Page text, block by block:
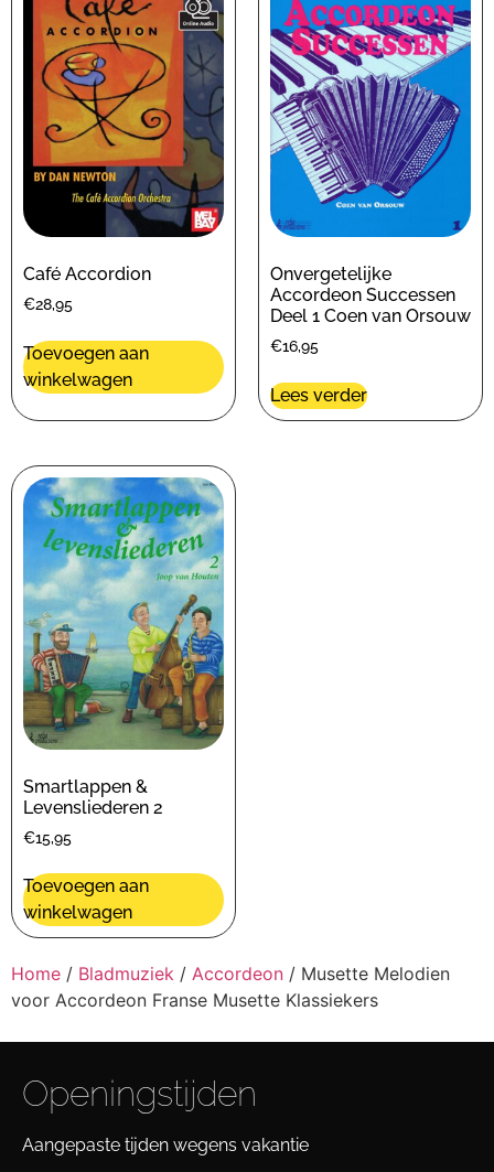
Café Accordion
€28,95
Toevoegen aan
winkelwagen
Onvergetelijke
Accordeon Successen
Deel 1 Coen van Orsouw
€16,95
Lees verder
Smartlappen &
Levensliederen 2
€15,95
Toevoegen aan
winkelwagen
Home / Bladmuziek / Accordeon / Musette Melodien
voor Accordeon Franse Musette Klassiekers
Openingstijden
Aangepaste tijden wegens vakantie